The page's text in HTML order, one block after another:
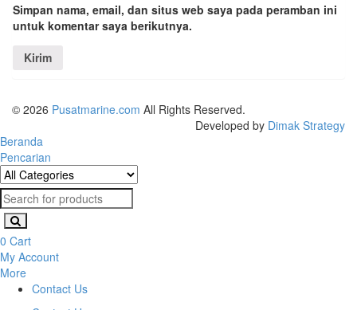
Simpan nama, email, dan situs web saya pada peramban ini
untuk komentar saya berikutnya.
© 2026 Pusatmarine.com All Rights Reserved.
Developed by Dimak Strategy
Beranda
Pencarian
0 Cart
My Account
More
Contact Us